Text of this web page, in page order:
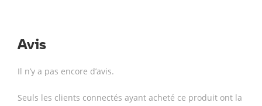
Avis
Il n’y a pas encore d’avis.
Seuls les clients connectés ayant acheté ce produit ont la